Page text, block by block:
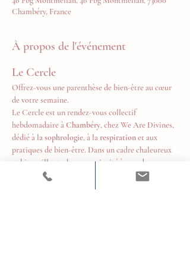
Chambéry, France
À propos de l'événement
Le Cercle
Offrez-vous une parenthèse de bien-être au cœur
de votre semaine.
Le Cercle est un rendez-vous collectif
hebdomadaire à Chambéry, chez We Are Divines,
dédié à la sophrologie, à la respiration et aux
pratiques de bien-être. Dans un cadre chaleureux
et bienveillant, chacun est invité à prendre un
temps pour soi, relâcher les tensions, retrouver
son souffle et cultiver un équilibre durable au